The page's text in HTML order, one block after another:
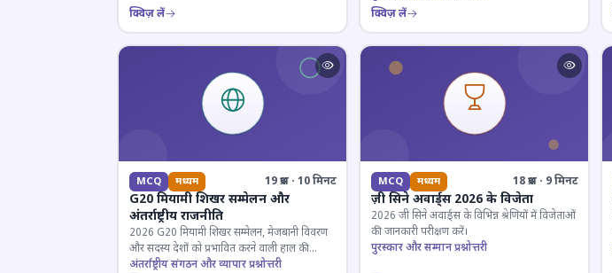
क्विज़ लें
क्विज़ लें
MCQ मध्यम 19 प्रश्न · 10 मिनट
G20 मियामी शिखर सम्मेलन और
अंतर्राष्ट्रीय राजनीति
2026 G20 मियामी शिखर सम्मेलन, मेजबानी विवरण
और सदस्य देशों को प्रभावित करने वाली हाल की
राजनयिक घटनाओं पर ज्ञान परीक्षण करें।
अंतर्राष्ट्रीय संगठन और व्यापार प्रश्नोत्तरी
MCQ मध्यम 18 प्रश्न · 9 मिनट
ज़ी सिने अवार्ड्स 2026 के विजेता
2026 जी सिने अवार्ड्स के विभिन्न श्रेणियों में विजेताओं
की जानकारी परीक्षण करें।
पुरस्कार और सम्मान प्रश्नोत्तरी